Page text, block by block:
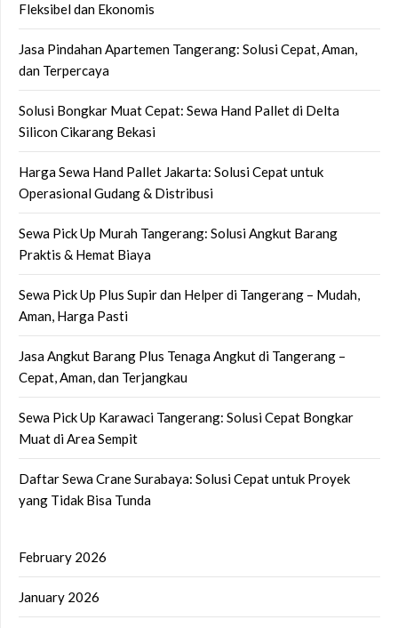
Fleksibel dan Ekonomis
Jasa Pindahan Apartemen Tangerang: Solusi Cepat, Aman,
dan Terpercaya
Solusi Bongkar Muat Cepat: Sewa Hand Pallet di Delta
Silicon Cikarang Bekasi
Harga Sewa Hand Pallet Jakarta: Solusi Cepat untuk
Operasional Gudang & Distribusi
Sewa Pick Up Murah Tangerang: Solusi Angkut Barang
Praktis & Hemat Biaya
Sewa Pick Up Plus Supir dan Helper di Tangerang – Mudah,
Aman, Harga Pasti
Jasa Angkut Barang Plus Tenaga Angkut di Tangerang –
Cepat, Aman, dan Terjangkau
Sewa Pick Up Karawaci Tangerang: Solusi Cepat Bongkar
Muat di Area Sempit
Daftar Sewa Crane Surabaya: Solusi Cepat untuk Proyek
yang Tidak Bisa Tunda
February 2026
January 2026